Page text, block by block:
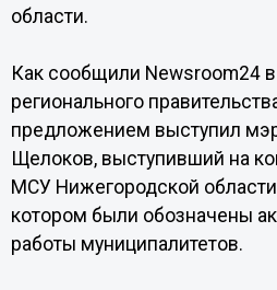
области.
Как сообщили Newsroom24
регионального
предложением выступил
Щелоков, выступивший на
МСУ Нижегородской
котором были обозначены
работы муниципалитетов.